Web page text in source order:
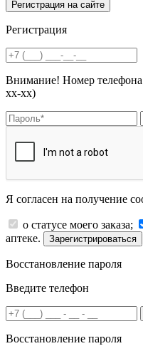
Регистрация
Внимание! Номер
хх-хх)
Я согласен на получение
о статусе моего заказа;
аптеке.
Зарегистрироваться
Восстановление пароля
Введите телефон
Восстановление пароля